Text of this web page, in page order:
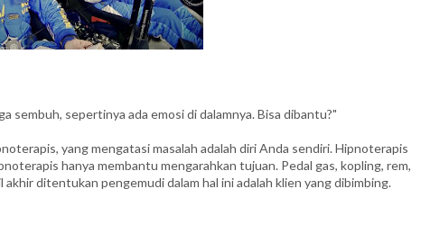
sembuh, sepertinya ada emosi di dalamnya. Bisa dibantu?"
yang mengatasi masalah adalah diri Anda sendiri. Hipnoterapis
hanya membantu mengarahkan tujuan. Pedal gas, kopling, rem,
ditentukan pengemudi dalam hal ini adalah klien yang dibimbing.